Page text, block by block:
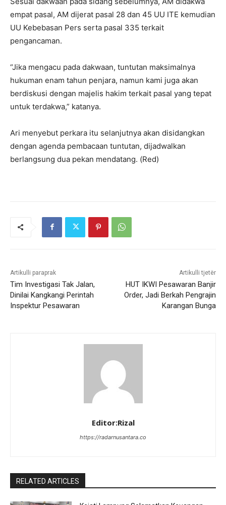
empat pasal, AM dijerat pasal 28 dan 45 UU ITE kemudian
UU Kebebasan Pers serta pasal 335 terkait
pengancaman.
“Jika mengacu pada dakwaan, tuntutan maksimalnya
hukuman enam tahun penjara, namun kami juga akan
berdiskusi dengan majelis hakim terkait pasal yang tepat
untuk terdakwa,” katanya.
Ari menyebut perkara itu selanjutnya akan disidangkan
dengan agenda pembacaan tuntutan, dijadwalkan
berlangsung dua pekan mendatang. (Red)
Artikulli paraprak
Tim Investigasi Tak Jalan,
Dinilai Kangkangi Perintah
Inspektur Pesawaran
Artikulli tjetër
HUT IKWI Pesawaran Banjir
Order, Jadi Berkah Pengrajin
Karangan Bunga
Editor:Rizal
https://radarnusantara.co
RELATED ARTICLES